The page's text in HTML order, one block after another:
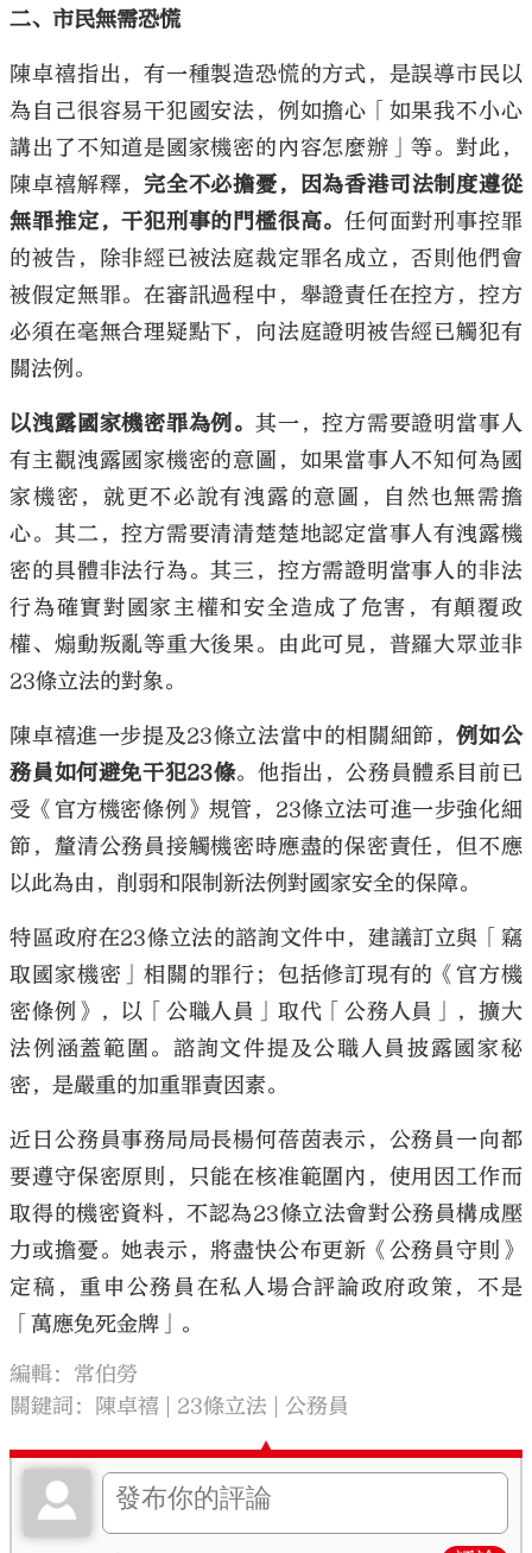
二、市民無需恐慌
陳卓禧指出，有一種製造恐慌的方式，是誤導市民以
為自己很容易干犯國安法，例如擔心「如果我不小心
講出了不知道是國家機密的內容怎麼辦」等。對此，
陳卓禧解釋， 完全不必擔憂，因為香港司法制度遵從
無罪推定，干犯刑事的門檻很高。任何面對刑事控罪
的被告，除非經已被法庭裁定罪名成立，否則他們會
被假定無罪。在審訊過程中，舉證責任在控方，控方
必須在毫無合理疑點下，向法庭證明被告經已觸犯有
關法例。
以洩露國家機密罪為例。 其一，控方需要證明當事人
有主觀洩露國家機密的意圖，如果當事人不知何為國
家機密，就更不必說有洩露的意圖，自然也無需擔
心。其二，控方需要清清楚楚地認定當事人有洩露機
密的具體非法行為。其三，控方需證明當事人的非法
行為確實對國家主權和安全造成了危害，有顛覆政
權、煽動叛亂等重大後果。由此可見，普羅大眾並非
23條立法的對象。
陳卓禧進一步提及23條立法當中的相關細節，例如公
務員如何避免干犯23條。他指出，公務員體系目前已
受《官方機密條例》規管，23條立法可進一步強化細
節，釐清公務員接觸機密時應盡的保密責任，但不應
以此為由，削弱和限制新法例對國家安全的保障。
特區政府在23條立法的諮詢文件中，建議訂立與「竊
取國家機密」相關的罪行；包括修訂現有的《官方機
密條例》，以「公職人員」取代「公務人員」，擴大
法例涵蓋範圍。諮詢文件提及公職人員披露國家秘
密，是嚴重的加重罪責因素。
近日公務員事務局局長楊何蓓茵表示，公務員一向都
要遵守保密原則，只能在核准範圍內，使用因工作而
取得的機密資料，不認為23條立法會對公務員構成壓
力或擔憂。她表示，將盡快公布更新《公務員守則》
定稿，重申公務員在私人場合評論政府政策，不是
「萬應免死金牌」。
編輯：常伯勞
關鍵詞：
陳卓禧 23條立法 公務員